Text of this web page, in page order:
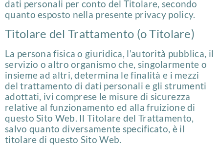
dati personali per conto del Titolare, secondo
quanto esposto nella presente privacy policy.
Titolare del Trattamento (o Titolare)
La persona fisica o giuridica, l’autorità pubblica, il
servizio o altro organismo che, singolarmente o
insieme ad altri, determina le finalità e i mezzi
del trattamento di dati personali e gli strumenti
adottati, ivi comprese le misure di sicurezza
relative al funzionamento ed alla fruizione di
questo Sito Web. Il Titolare del Trattamento,
salvo quanto diversamente specificato, è il
titolare di questo Sito Web.